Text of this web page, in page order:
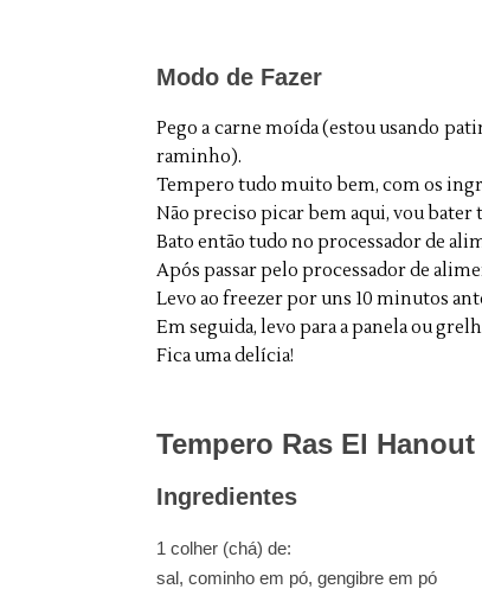
Modo de Fazer
Pego a carne moída (estou usando
raminho).
Tempero tudo muito bem, com os
Não preciso picar bem aqui, vou bater
Bato então tudo no processador de
Após passar pelo processador de
Levo ao freezer por uns 10 minutos
Em seguida, levo para a panela ou
Fica uma delícia!
Tempero Ras El Hanout
Ingredientes
1 colher (chá) de:
sal, cominho em pó, gengibre em pó